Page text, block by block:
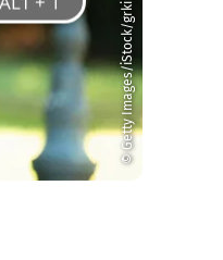
© Getty Images/iStock/grki